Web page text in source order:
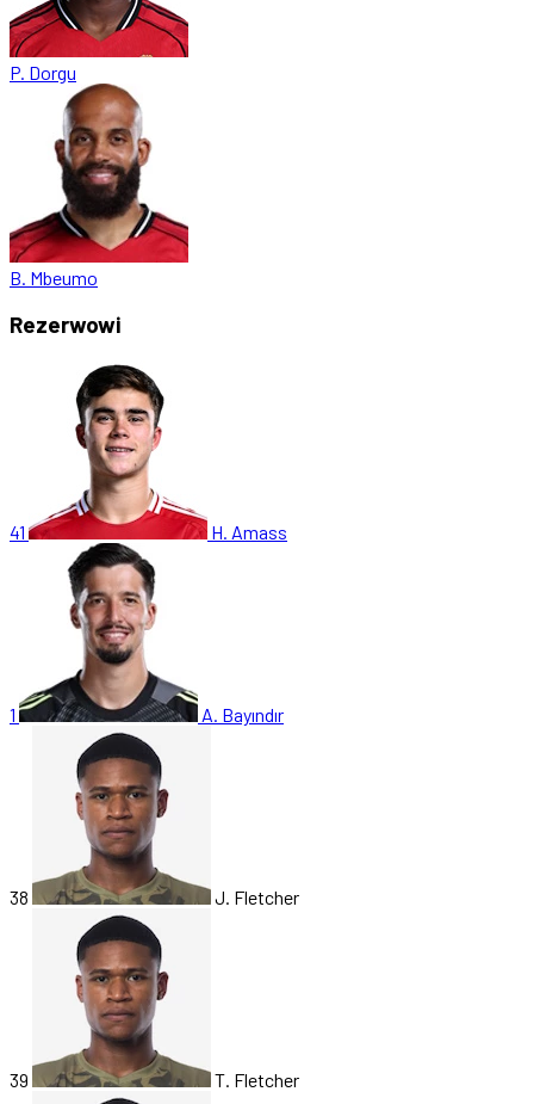
P. Dorgu
B. Mbeumo
Rezerwowi
41 H. Amass
1 A. Bayındır
38 J. Fletcher
39 T. Fletcher